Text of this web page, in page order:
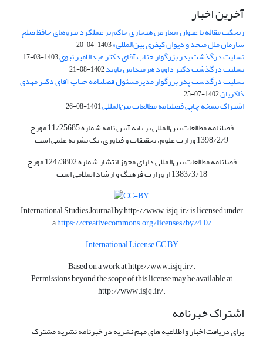
آخرین اخبار
ریجکت مقاله با عنوان «تعارض هنجاری حاکم بر عملکرد نیروهای حافظ صلح
سازمان ملل متحد و دیوان کیفری بین‌المللی»1403-04-20
تسلیت درگذشت پدر بزرگوار جناب آقای دکتر عبدالامیر نبوی1403-03-17
تسلیت درگذشت دکتر داوود هرمیداس باوند1402-08-21
تسلیت درگذشت پدر برزگوار مدیرمسئول فصلنامه جناب آقای دکتر مهدی
ذاکریان1402-07-25
اشتراک نسخه چاپی فصلنامه مطالعات بین‌المللی1401-08-26
فصلنامه مطالعات بین‌المللی بر پایه آیین نامه شماره 11/25685 مورخ
1398/2/9 وزارت علوم، تحقیقات و فناوری، یک نشریه علمی است
فصلنامه مطالعات بین‌المللی دارای مجوز انتشار شماره 124/3802 مورخ
1383/3/18 از وزارت فرهنگ و ارشاد اسلامی است
International Studies Journal byhttp://www.isjq.ir/is licensed under
ahttps://creativecommons.org/licenses/by/4.0/
International License CC BY
Based on a work athttp://www.isjq.ir/.
Permissions beyond the scope of this license may be available at
http://www.isjq.ir/.
اشتراک خبرنامه
برای دریافت اخبار و اطلاعیه های مهم نشریه در خبرنامه نشریه مشترک